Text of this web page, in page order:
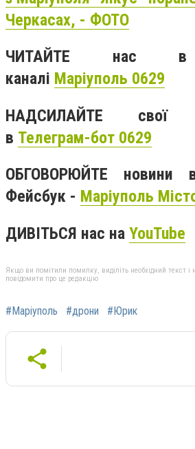
Черкасах, - ФОТО
ЧИТАЙТЕ нас в
каналі Маріуполь 0629
НАДСИЛАЙТЕ свої
в Телеграм-бот 0629
ОБГОВОРЮЙТЕ новини
Фейсбук - Маріуполь
ДИВІТЬСЯ нас на YouTube
Якщо ви помітили помилку, виділіть необхідний текст і
повідомити про це редакцію
#Маріуполь #дрони #Юрик